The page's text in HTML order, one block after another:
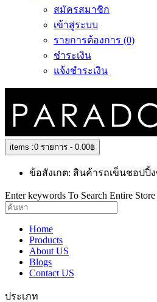
สมัครสมาชิก
เข้าสู่ระบบ
รายการต้องการ (0)
ชำระเงิน
แจ้งชำระเงิน
items :0 รายการ - 0.00฿
ข้อสังเกต: สินค้ารถเข็นชอปปิ้
Enter keywords To Search Entire Store
Home
Products
About US
Blogs
Contact US
ประเภท